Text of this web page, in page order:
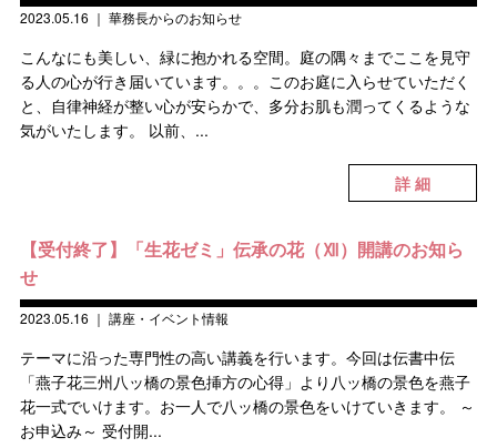
2023.05.16 ｜ 華務長からのお知らせ
こんなにも美しい、緑に抱かれる空間。庭の隅々までここを見守
る人の心が行き届いています。。。このお庭に入らせていただく
と、自律神経が整い心が安らかで、多分お肌も潤ってくるような
気がいたします。 以前、...
詳 細
【受付終了】「生花ゼミ」伝承の花（Ⅻ）開講のお知ら
せ
2023.05.16 ｜ 講座・イベント情報
テーマに沿った専門性の高い講義を行います。今回は伝書中伝
「燕子花三州八ッ橋の景色挿方の心得」より八ッ橋の景色を燕子
花一式でいけます。お一人で八ッ橋の景色をいけていきます。 ～
お申込み～ 受付開...